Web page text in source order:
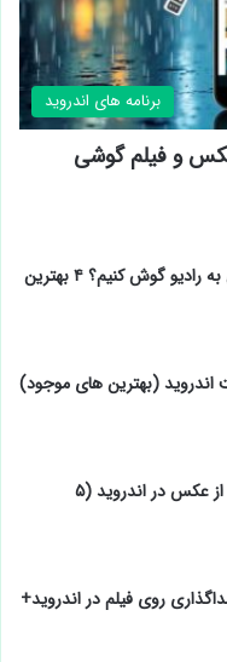
برنامه های اندروید
عکس و فیلم گوشی
چطور در گوشی آیفون به رادیو گوش کنیم؟ ۴ بهترین
آموزش حذف قسمتی از عکس در اندروید (۵
روی فیلم در اندروید+